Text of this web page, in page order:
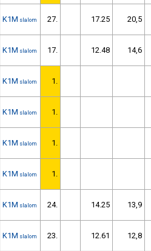
K1M slalom 27. 17.25 20,5
K1M slalom 17. 12.48 14,6
K1M slalom 1.
K1M slalom 1.
K1M slalom 1.
K1M slalom 1.
K1M slalom 24. 14.25 13,9
K1M slalom 23. 12.61 12,8